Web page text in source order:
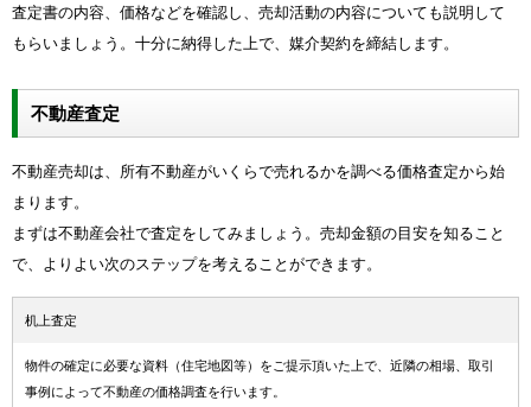
査定書の内容、価格などを確認し、売却活動の内容についても説明して
もらいましょう。十分に納得した上で、媒介契約を締結します。
不動産査定
不動産売却は、所有不動産がいくらで売れるかを調べる価格査定から始
まります。
まずは不動産会社で査定をしてみましょう。売却金額の目安を知ること
で、よりよい次のステップを考えることができます。
机上査定
物件の確定に必要な資料（住宅地図等）をご提示頂いた上で、近隣の相場、取引
事例によって不動産の価格調査を行います。